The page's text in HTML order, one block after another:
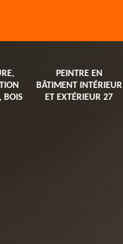
BOIS
PEINTRE EN
BÂTIMENT INTÉRIEUR
ET EXTÉRIEUR 27